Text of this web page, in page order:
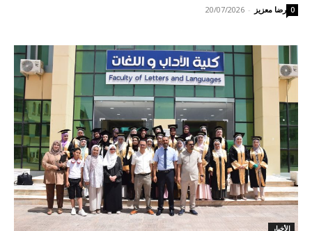
رضا معزيز -
20/07/2026 0
الأخبار